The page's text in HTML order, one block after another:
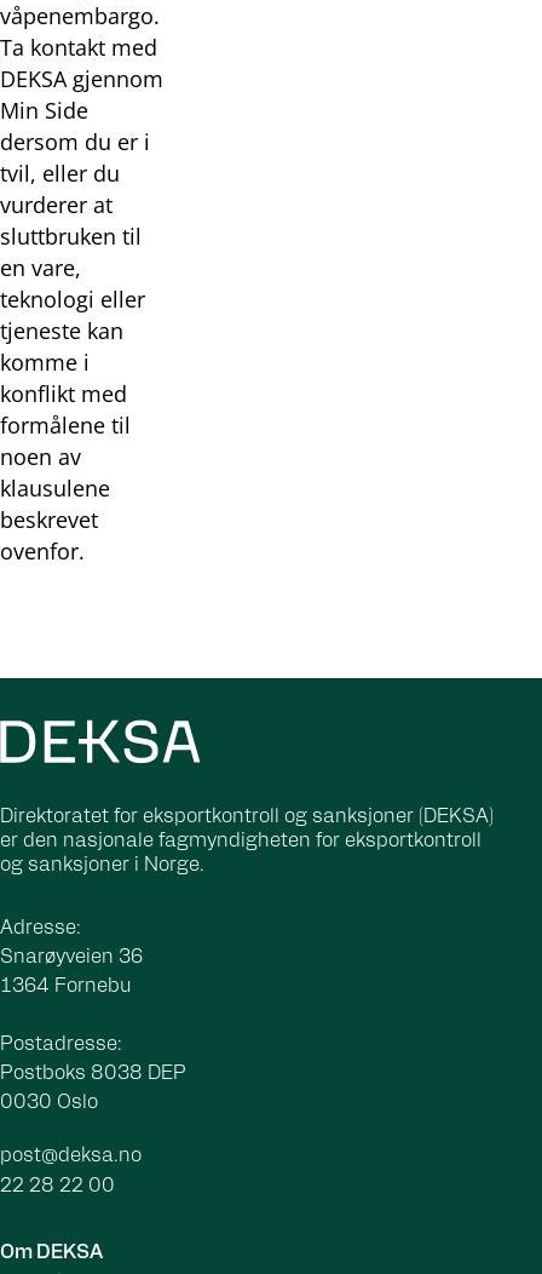
våpenembargo.
Ta kontakt med
DEKSA gjennom
Min Side
dersom du er i
tvil, eller du
vurderer at
sluttbruken til
en vare,
teknologi eller
tjeneste kan
komme i
konflikt med
formålene til
noen av
klausulene
beskrevet
ovenfor.
Direktoratet for eksportkontroll og sanksjoner (DEKSA)
er den nasjonale fagmyndigheten for eksportkontroll
og sanksjoner i Norge.
Adresse:
Snarøyveien 36
1364 Fornebu
Postadresse:
Postboks 8038 DEP
0030 Oslo
post@deksa.no
22 28 22 00
Om DEKSA